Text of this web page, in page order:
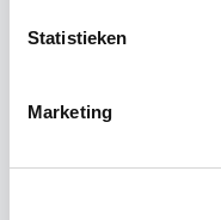
Statistieken
Marketing
Houten
De freesletter N is
houtsoort, maar is